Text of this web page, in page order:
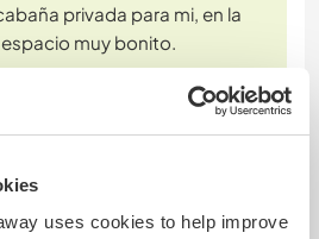
uses cookies to help improve
privada para mi, en la
muy bonito.
variadas y amenas, limpieza,
casa como a 5', tienes el
todos … read more